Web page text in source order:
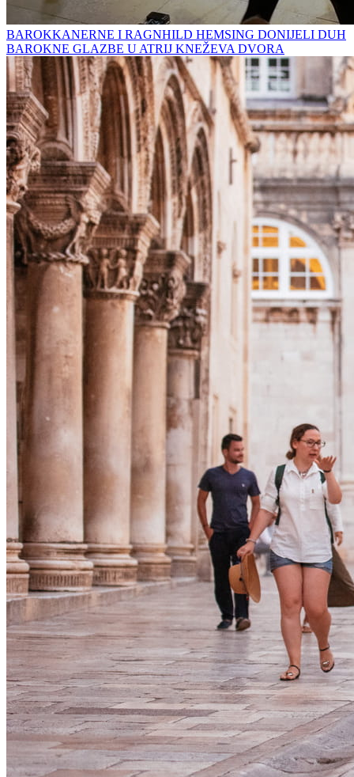
BAROKKANERNE I RAGNHILD HEMSING DONIJELI DUH
BAROKNE GLAZBE U ATRIJ KNEŽEVA DVORA